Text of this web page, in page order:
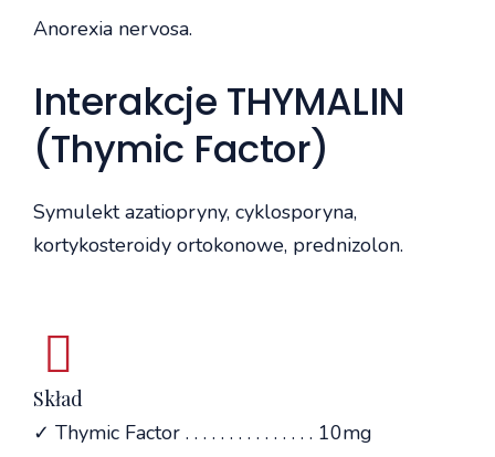
Anorexia nervosa.
Interakcje THYMALIN
(Thymic Factor)
Symulekt azatiopryny, cyklosporyna,
kortykosteroidy ortokonowe, prednizolon.
Skład
✓ Thymic Factor . . . . . . . . . . . . . . . 10mg